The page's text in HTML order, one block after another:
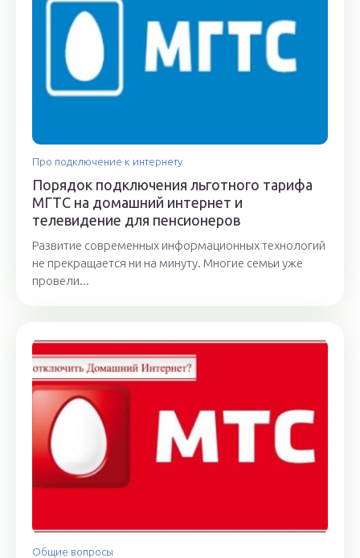
Про подключение к интернету
Порядок подключения льготного тарифа
МГТС на домашний интернет и
телевидение для пенсионеров
Развитие современных информационных технологий
не прекращается ни на минуту. Многие семьи уже
провели...
Общие вопросы